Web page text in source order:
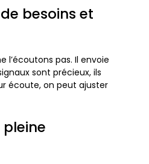
besoins et
l’écoutons pas. Il envoie
sont précieux, ils
écoute, on peut ajuster